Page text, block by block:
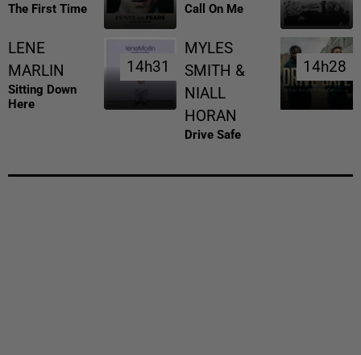
The First Time Call On Me
LENE
MARLIN
Sitting Down
Here
14h31
14h31
MYLES
SMITH &
NIALL
HORAN
Drive Safe
14h28
14h28